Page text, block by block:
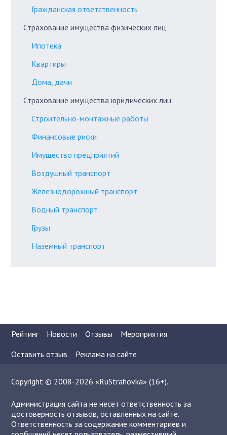
Гражданская ответственность
Страхование имущества физических лиц
Ипотека
Квартиры
Дома, дачи
Страхование имущества юридических лиц
Строительно-монтажные работы
Финансовые риски
Имущество предприятий
Воздушный транспорт
Железнодорожный транспорт
Водный транспорт
Грузы
Наземный транспорт
Рейтинг Новости Отзывы
Мероприятия
Оставить отзыв
Реклама на сайте
Copyright © 2008-2026 «RuStrahovka» (16+).
Администрация сайта не несет ответственность за
достоверность отзывов, оставленных на сайте.
Ответственность за содержание комментариев и